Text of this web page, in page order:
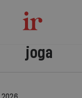
joga